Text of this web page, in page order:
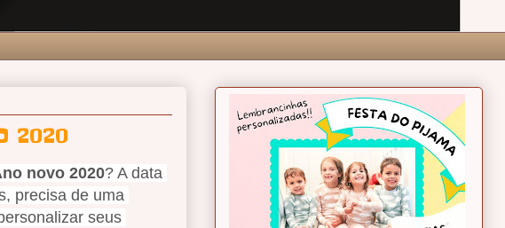
2020
novo 2020? A data
precisa de uma
seus